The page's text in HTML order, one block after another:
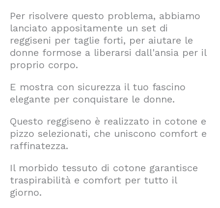
Per risolvere questo problema, abbiamo
lanciato appositamente un set di
reggiseni per taglie forti, per aiutare le
donne formose a liberarsi dall'ansia per il
proprio corpo.
E mostra con sicurezza il tuo fascino
elegante per conquistare le donne.
Questo reggiseno è realizzato in cotone e
pizzo selezionati, che uniscono comfort e
raffinatezza.
Il morbido tessuto di cotone garantisce
traspirabilità e comfort per tutto il
giorno.